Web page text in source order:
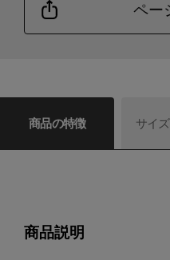
ペー
商品の特徴 サイ
商品説明